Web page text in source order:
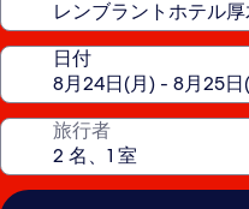
日付
旅行者